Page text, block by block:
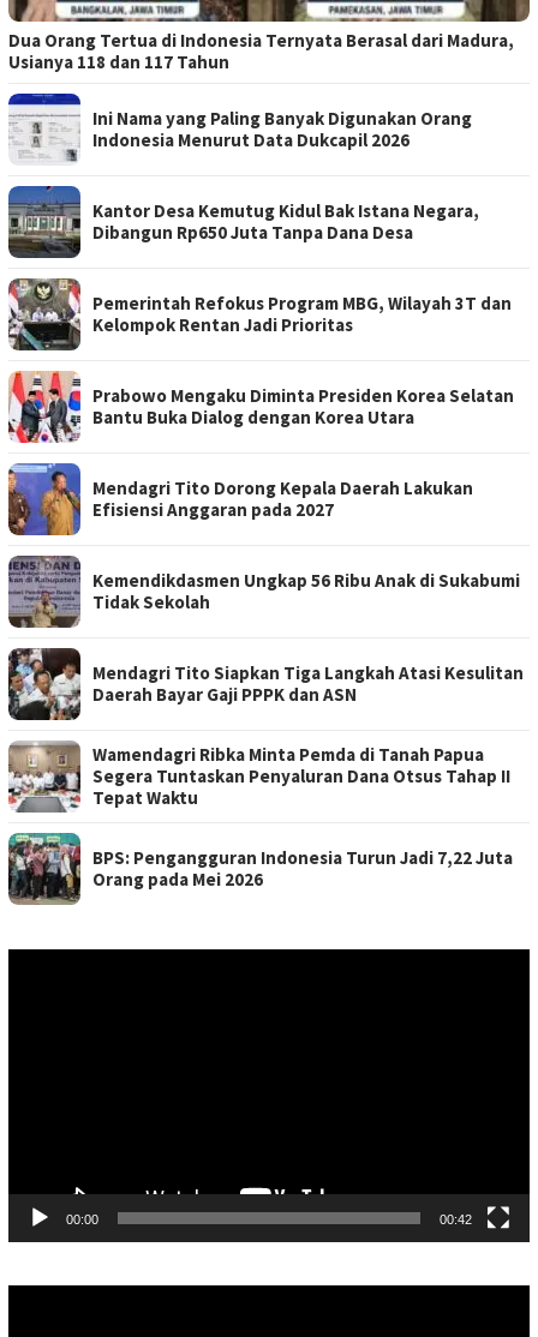
Dua Orang Tertua di Indonesia Ternyata Berasal dari Madura,
Usianya 118 dan 117 Tahun
Ini Nama yang Paling Banyak Digunakan Orang
Indonesia Menurut Data Dukcapil 2026
Kantor Desa Kemutug Kidul Bak Istana Negara,
Dibangun Rp650 Juta Tanpa Dana Desa
Pemerintah Refokus Program MBG, Wilayah 3T dan
Kelompok Rentan Jadi Prioritas
Prabowo Mengaku Diminta Presiden Korea Selatan
Bantu Buka Dialog dengan Korea Utara
Mendagri Tito Dorong Kepala Daerah Lakukan
Efisiensi Anggaran pada 2027
Kemendikdasmen Ungkap 56 Ribu Anak di Sukabumi
Tidak Sekolah
Mendagri Tito Siapkan Tiga Langkah Atasi Kesulitan
Daerah Bayar Gaji PPPK dan ASN
Wamendagri Ribka Minta Pemda di Tanah Papua
Segera Tuntaskan Penyaluran Dana Otsus Tahap II
Tepat Waktu
BPS: Pengangguran Indonesia Turun Jadi 7,22 Juta
Orang pada Mei 2026
00:00 00:42